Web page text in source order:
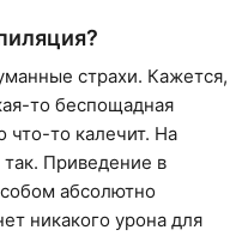
страхи. Кажется,
то беспощадная
что-то калечит. На
Приведение в
абсолютно
никакого урона для